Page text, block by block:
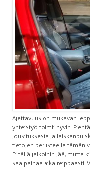
Ajettavuus on mukavan
yhteistyö toimii hyvin.
jousituksesta ja
tietojen perusteella tämän
Ei tällä jalkoihin jää, mutta
saa painaa aika reippaasti.